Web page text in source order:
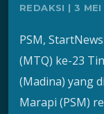
REDAKSI | 3
PSM,
(MTQ) ke-23
(Madina) yang
Marapi (PSM)